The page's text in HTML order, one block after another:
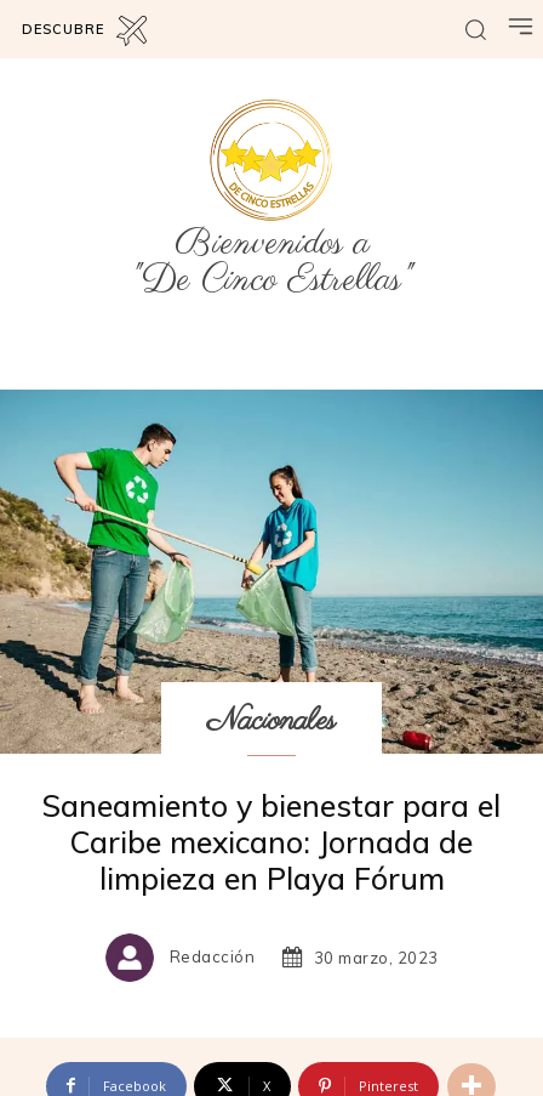
DESCUBRE
Bienvenidos a
"De Cinco Estrellas"
Nacionales
Saneamiento y bienestar para el
Caribe mexicano: Jornada de
limpieza en Playa Fórum
Redacción 30 marzo, 2023
Facebook X Pinterest